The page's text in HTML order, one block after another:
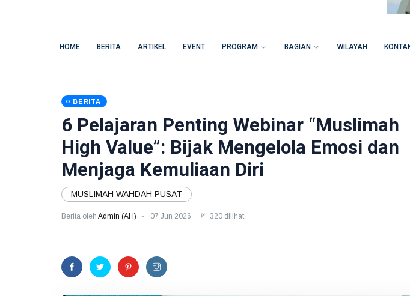
HOME BERITA ARTIKEL EVENT PROGRAM BAGIAN WILAYAH
BERITA
6 Pelajaran Penting Webinar “Muslimah
High Value”: Bijak Mengelola Emosi dan
Menjaga Kemuliaan Diri
MUSLIMAH WAHDAH PUSAT
Berita oleh Admin (AH) 07 Jun 2026 320 dilihat